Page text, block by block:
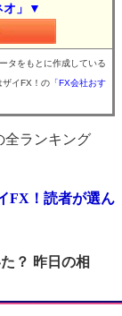
オ」▼
タをもとに作成している
ザイFX！の 「FX会社おす
全ランキング
FX！読者が選ん
？ 昨日の相